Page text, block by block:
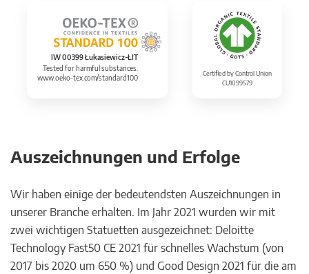
IW 00399 Łukasiewicz-ŁIT
Tested for harmful substances.
www.oeko-tex.com/standard100
Certified by Control Union
CU1099579
Auszeichnungen und Erfolge
Wir haben einige der bedeutendsten Auszeichnungen in
unserer Branche erhalten. Im Jahr 2021 wurden wir mit
zwei wichtigen Statuetten ausgezeichnet: Deloitte
Technology Fast50 CE 2021 für schnelles Wachstum (von
2017 bis 2020 um 650 %) und Good Design 2021 für die am